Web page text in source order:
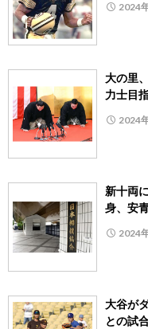
2024
大の里
力士目
2024
新十両
身、安
2024
大谷が
との試